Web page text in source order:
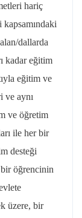
hariç
dallarda
kadar eğitim
eğitim ve
ve aynı
ve öğretim
ile her bir
desteği
öğrencinin
üzere, bir